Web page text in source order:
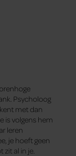
Psycholoog
met dan
is volgens hem
leren
je hoeft geen
zit al in je.